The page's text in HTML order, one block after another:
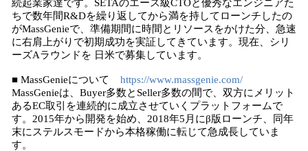
続起業家達です。SETAのエース級CTOと優秀なエンジニアた
ちで数年間R&Dを繰り返してから満を持してローンチしたの
がMassGenieで、準備期間に時間とリソースをかけた分、急速
に右肩上がりで初期成功を実証してきています。現在、シリ
ーズAラウンドを 日米で募集しています。
■ MassGenieについて https://www.massgenie.com/
MassGenieは、Buyer多数とSeller多数の間で、双方にメリット
あるEC取引を連続的に成立させていくプラットフォームで
す。2015年から開発を始め、2018年5月にβ版ローンチ、同年
末にステルスモードから本格稼働に転じて急成長していま
す。